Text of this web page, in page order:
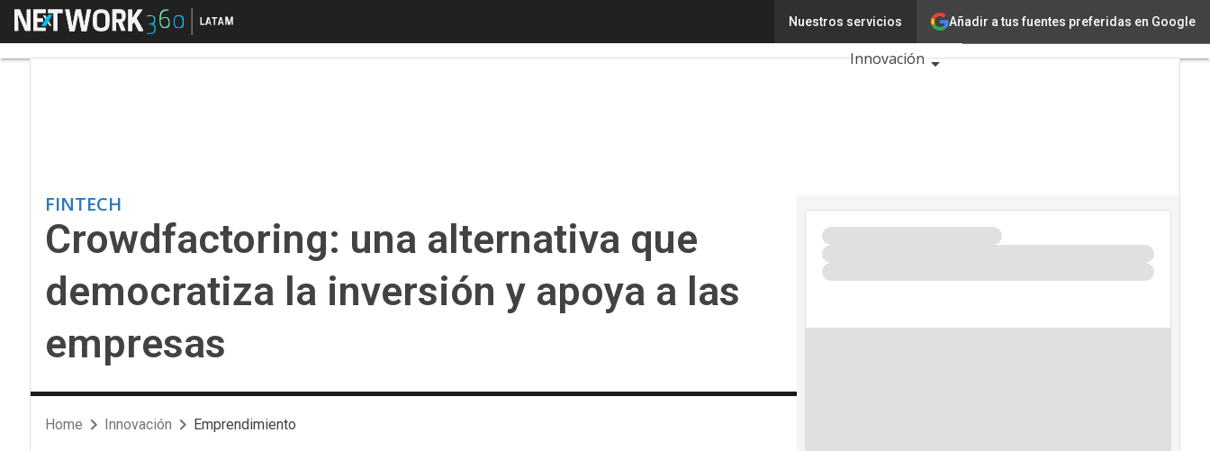
Añadir a tus fuentes preferidas en Google
Nuestros servicios
Menú Crowdfactoring: una alternativa que democratiza la inversión y apoya a las empresasTecnología
Innovación
Calendario de
FINTECH
Crowdfactoring: una alternativa que
democratiza la inversión y apoya a las
empresas
Home Innovación Emprendimiento